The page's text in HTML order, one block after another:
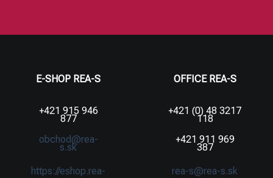
E-SHOP REA-S
+421 915 946
877
obchod@rea-
s.sk
https://eshop.rea-
OFFICE REA-S
+421 (0) 48 3217
118
+421 911 969
387
rea-s@rea-s.sk